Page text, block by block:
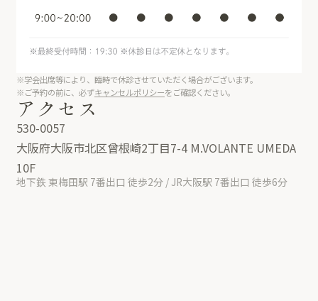
※学会出席等により、臨時で休診させていただく場合がございます。
※ご予約の前に、必ずキャンセルポリシーをご確認ください。
アクセス
530-0057
大阪府大阪市北区曾根崎2丁目7-4 M.VOLANTE UMEDA
10F
地下鉄 東梅田駅 7番出口 徒歩2分 / JR大阪駅 7番出口 徒歩6分